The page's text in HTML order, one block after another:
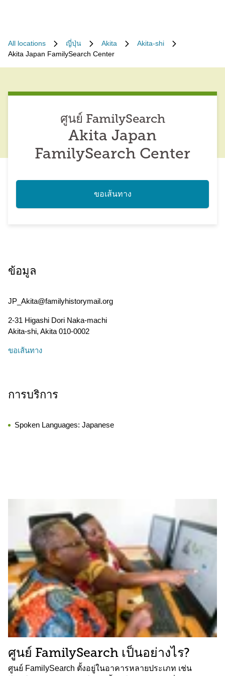
All locations ญี่ปุ่น Akita
Akita-shi
Akita Japan FamilySearch Center
ศูนย์ FamilySearch
Akita Japan
FamilySearch Center
ขอเส้นทาง
ข้อมูล
JP_Akita@familyhistorymail.org
2-31 Higashi Dori Naka-machi
Akita-shi, Akita 010-0002
ขอเส้นทาง
การบริการ
Spoken Languages: Japanese
ศูนย์ FamilySearch เป็นอย่างไร?
ศูนย์ FamilySearch ตั้งอยู่ในอาคารหลายประเภท เช่น